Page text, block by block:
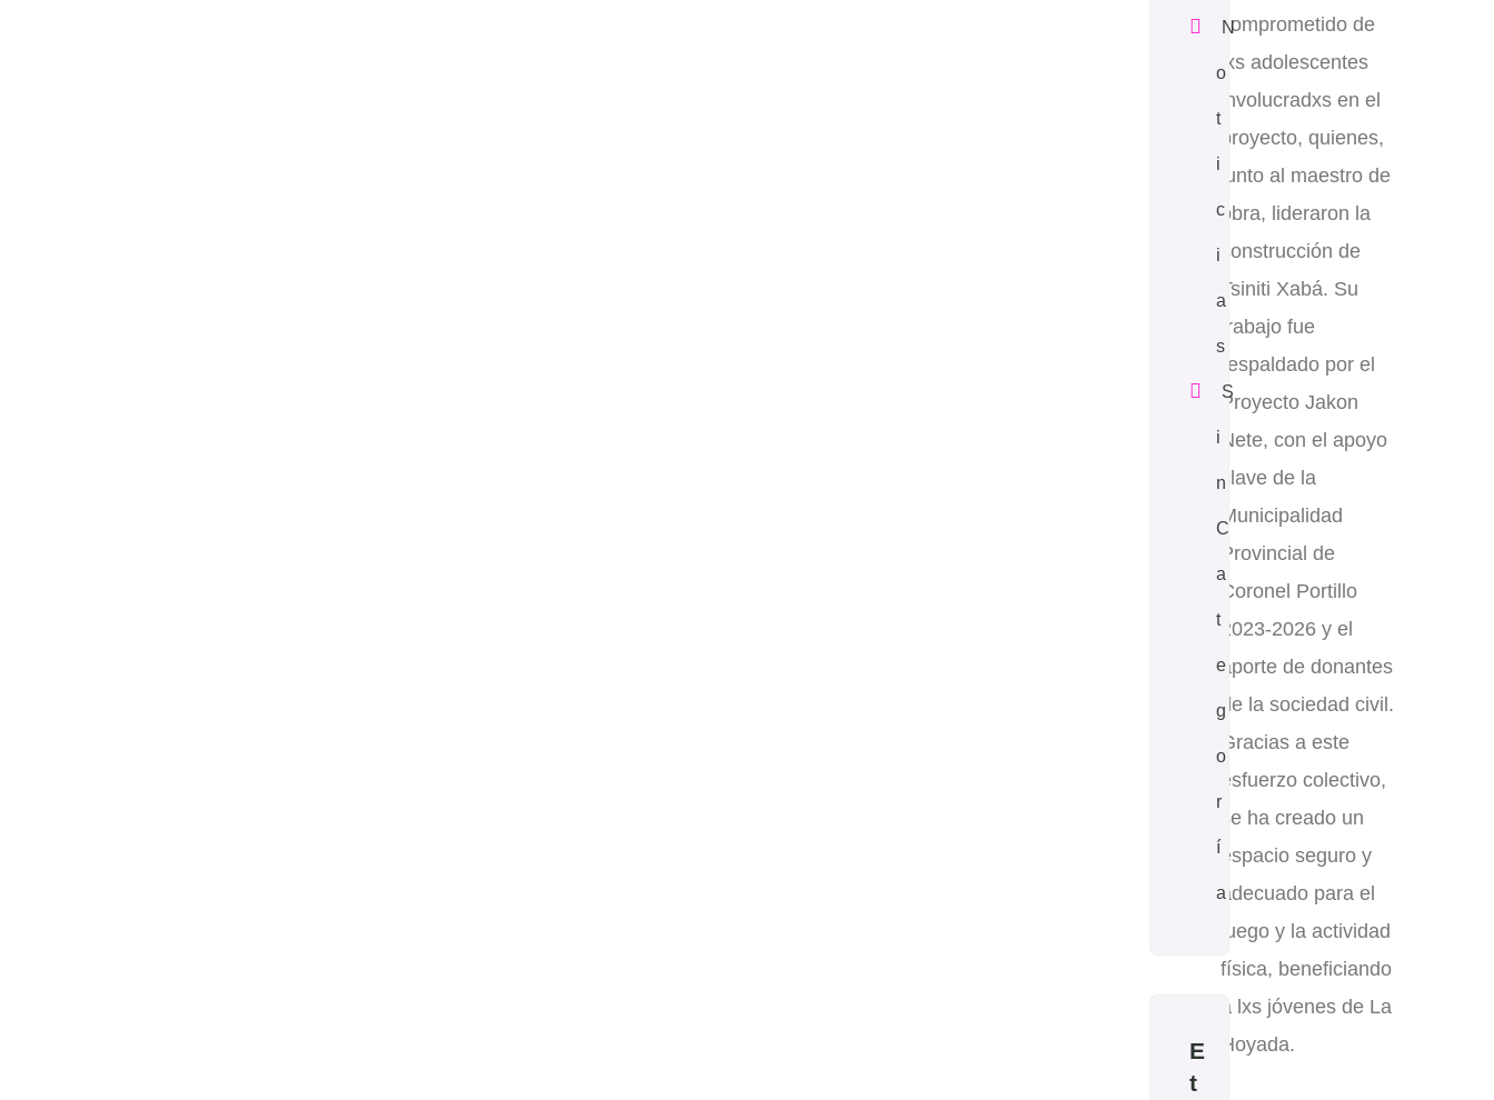
comprometido de
lxs adolescentes
involucradxs en el
proyecto, quienes,
junto al maestro de
obra, lideraron la
construcción de
Tsiniti Xabá. Su
trabajo fue
respaldado por el
Proyecto Jakon
Nete, con el apoyo
clave de la
Municipalidad
Provincial de
Coronel Portillo
2023-2026 y el
aporte de donantes
de la sociedad civil.
Gracias a este
esfuerzo colectivo,
se ha creado un
espacio seguro y
adecuado para el
juego y la actividad
física, beneficiando
a lxs jóvenes de La
Hoyada.
N
o
t
i
c
i
a
s
S
i
n
C
a
t
e
g
o
r
í
a
E
t